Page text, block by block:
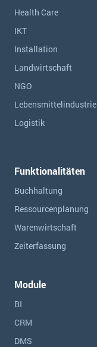
Health Care
IKT
Installation
Landwirtschaft
NGO
Lebensmittelindustrie
Logistik
Funktionalitäten
Buchhaltung
Ressourcen­planung
Warenwirtschaft
Zeiterfassung
Module
BI
CRM
DMS